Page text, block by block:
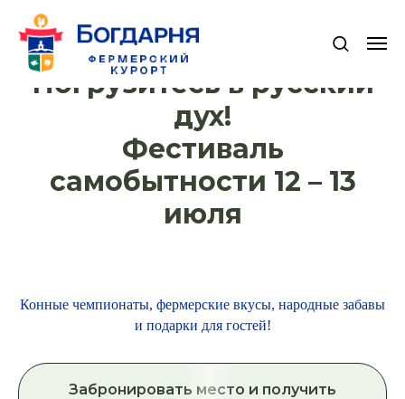
Погрузитесь в русский
дух!
Фестиваль
самобытности 12 – 13
июля
Конные чемпионаты, фермерские вкусы, народные забавы
и подарки для гостей!
Забронировать место и получить